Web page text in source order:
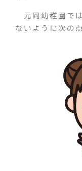
元岡幼稚園で
ないように次の